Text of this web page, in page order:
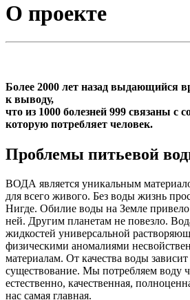
О проекте
Более 2000 лет назад выдающийся
к выводу,
что из 1000 болезней 999 связаны с
которую потребляет человек.
Проблемы питьевой
ВОДА является уникальным
для всего живого. Без воды жизнь
Нигде. Обилие воды на Земле
ней. Другим планетам не повезло.
жидкостей универсальной
физическими аномалиями
материалам. От качества воды
существование. Мы потребляем воду
естественно, качественная,
нас самая главная.